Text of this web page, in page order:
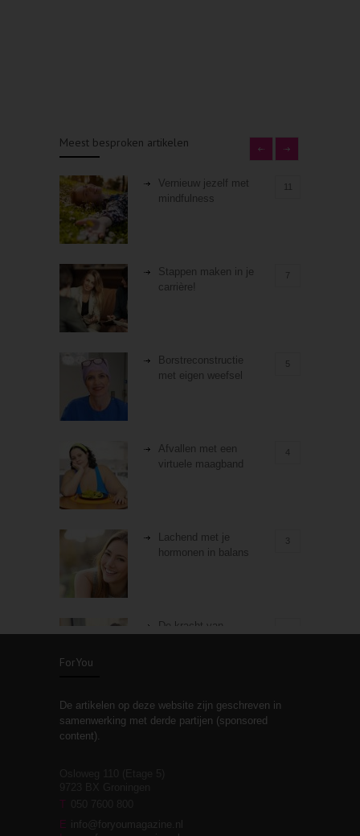
Meest besproken artikelen
Vernieuw jezelf met
mindfulness
Stappen maken in je
carrière!
7
Borstreconstructie
met eigen weefsel
5
Afvallen met een
virtuele maagband
4
Lachend met je
hormonen in balans
3
De kracht van
Stiefouderschap en
relaties
moeite!
ForYou
De artikelen op deze website zijn geschreven in
samenwerking met derde partijen (sponsored
content).
T
E info@foryoumagazine.nl